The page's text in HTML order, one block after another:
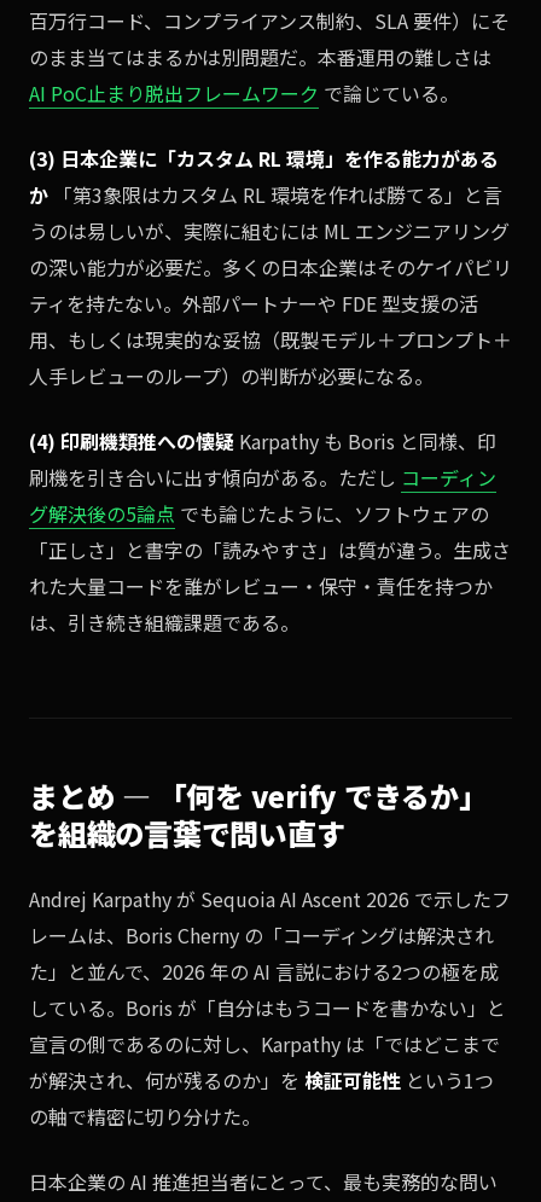
百万行コード、コンプライアンス制約、SLA 要件）にそ
のまま当てはまるかは別問題だ。本番運用の難しさは
AI PoC止まり脱出フレームワーク で論じている。
(3) 日本企業に「カスタム RL 環境」を作る能力がある
か 「第3象限はカスタム RL 環境を作れば勝てる」と言
うのは易しいが、実際に組むには ML エンジニアリング
の深い能力が必要だ。多くの日本企業はそのケイパビリ
ティを持たない。外部パートナーや FDE 型支援の活
用、もしくは現実的な妥協（既製モデル＋プロンプト＋
人手レビューのループ）の判断が必要になる。
(4) 印刷機類推への懐疑 Karpathy も Boris と同様、印
刷機を引き合いに出す傾向がある。ただし コーディン
グ解決後の5論点 でも論じたように、ソフトウェアの
「正しさ」と書字の「読みやすさ」は質が違う。生成さ
れた大量コードを誰がレビュー・保守・責任を持つか
は、引き続き組織課題である。
まとめ — 「何を verify できるか」
を組織の言葉で問い直す
Andrej Karpathy が Sequoia AI Ascent 2026 で示したフ
レームは、Boris Cherny の「コーディングは解決され
た」と並んで、2026 年の AI 言説における2つの極を成
している。Boris が「自分はもうコードを書かない」と
宣言の側であるのに対し、Karpathy は「ではどこまで
が解決され、何が残るのか」を 検証可能性 という1つ
の軸で精密に切り分けた。
日本企業の AI 推進担当者にとって、最も実務的な問い